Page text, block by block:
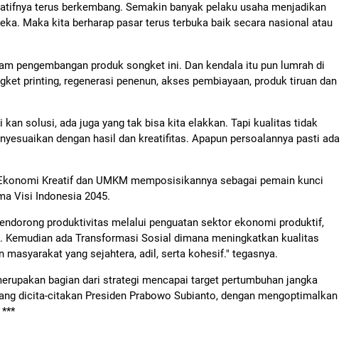
terus berkembang. Semakin banyak pelaku usaha menjadikan
Maka kita berharap pasar terus terbuka baik secara nasional atau
pengembangan produk songket ini. Dan kendala itu pun lumrah di
printing, regenerasi penenun, akses pembiayaan, produk tiruan dan
kan solusi, ada juga yang tak bisa kita elakkan. Tapi kualitas tidak
dengan hasil dan kreatifitas. Apapun persoalannya pasti ada
Kreatif dan UMKM memposisikannya sebagai pemain kunci
Visi Indonesia 2045.
produktivitas melalui penguatan sektor ekonomi produktif,
ada Transformasi Sosial dimana meningkatkan kualitas
masyarakat yang sejahtera, adil, serta kohesif." tegasnya.
bagian dari strategi mencapai target pertumbuhan jangka
dicita-citakan Presiden Prabowo Subianto, dengan mengoptimalkan
***